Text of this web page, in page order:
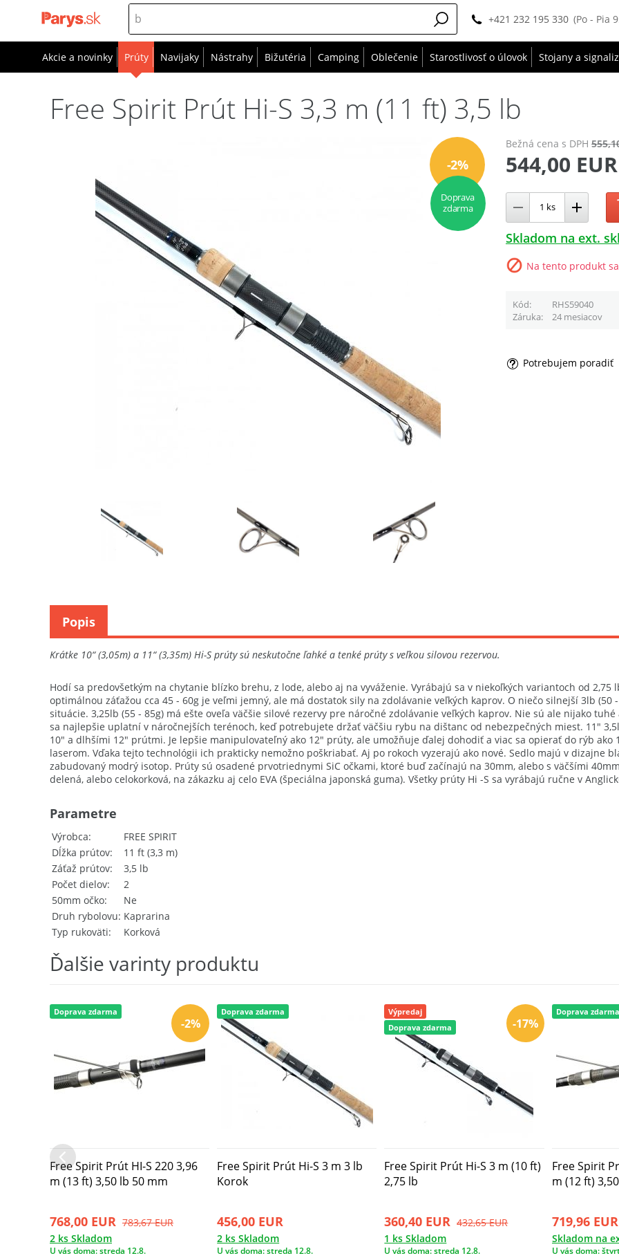
+421 232 195 330 (Po - Pia
Akcie a novinky Prúty Navijaky Nástrahy Bižutéria Camping Oblečenie Starostlivosť o úlovok Stojany a
Free Spirit Prút Hi-S 3,3 m (11 ft) 3,5 lb
-2%
Doprava
zdarma
Bežná cena s DPH
544,00 EUR
Skladom na ext.
Na tento produkt
Kód RHS59040
Záruka
24 mesiacov
Potrebujem poradiť
Krátke 10“ (3,05m) a 11“ (3,35m) Hi-S prúty sú neskutočne ľahké a tenké prúty s veľkou silovou rezervou.
Hodí sa predovšetkým na chytanie blízko brehu, z lode, alebo aj na vyváženie. Vyrábajú sa v niekoľkých variantoch od
optimálnou záťažou cca 45 - 60g je veľmi jemný, ale má dostatok sily na zdolávanie veľkých kaprov. O niečo silnejší 3lb
situácie. 3,25lb (55 - 85g) má ešte oveľa väčšie silové rezervy pre náročné zdolávanie veľkých kaprov. Nie sú ale nijako
sa najlepšie uplatní v náročnejších terénoch, keď potrebujete držať väčšiu rybu na dištanc od nebezpečných miest. 11″
10″ a dlhšími 12″ prútmi. Je lepšie manipulovateľný ako 12″ prúty, ale umožňuje ďalej dohodiť a viac sa opierať do rýb
laserom. Vďaka tejto technológii ich prakticky nemožno poškriabať. Aj po rokoch vyzerajú ako nové. Sedlo majú v dizajne
zabudovaný modrý isotop. Prúty sú osadené prvotriednymi SiC očkami, ktoré buď začínajú na 30mm, alebo s väčšími
delená, alebo celokorková, na zákazku aj celo EVA (špeciálna japonská guma). Všetky prúty Hi -S sa vyrábajú ručne v
Výrobca
FREE SPIRIT
Dĺžka prútov
11 ft (3,3 m)
Záťaž prútov
3,5 lb
Počet dielov
2
50mm očko
Ne
Druh rybolovu Kaprarina
Typ rukoväti
Korková
Parametre
Popis
Ďalšie varinty produktu
-2%
Doprava zdarma
Free Spirit Prút HI-S 220 3,96
m (13 ft) 3,50 lb 50 mm
768,00 EUR 783,67 EUR
2 ks Skladom
U vás doma: streda 12.8.
Doprava zdarma
Free Spirit Prút Hi-S 3 m 3 lb
Korok
456,00 EUR
2 ks Skladom
U vás doma: streda 12.8.
-17%
Výpredaj
Doprava zdarma
Free Spirit Prút Hi-S 3 m (10 ft)
2,75 lb
360,40 EUR 432,65 EUR
1 ks Skladom
U vás doma: streda 12.8.
Doprava zdarma
Free Spirit
m (12 ft)
719,96 EUR
Skladom na
U vás doma: